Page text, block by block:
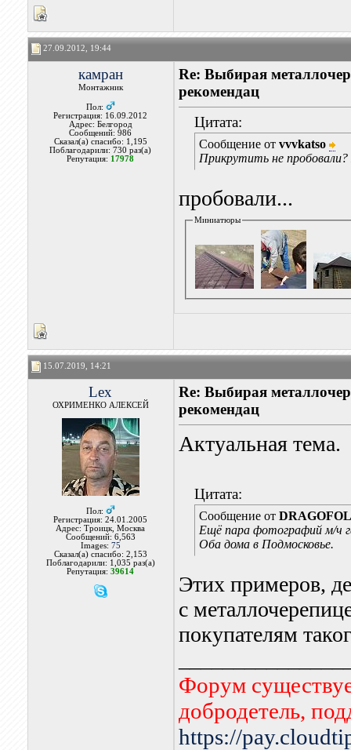
27.09.2012, 19:44
камран
Монтажник
Пол:
Регистрация: 16.09.2012
Адрес: Белгород
Сообщений: 986
Сказал(а) спасибо: 1,195
Поблагодарили: 730 раз(а)
Репутация: 17978
Re: Выбирая
рекомендац
Цитата:
Сообщение от vvvkatso
Прикрутить не
пробовали...
Миниатюры
15.07.2019, 14:21
Lex
ОХРИМЕНКО АЛЕКСЕЙ
Пол:
Регистрация: 24.01.2005
Адрес: Троицк, Москва
Сообщений: 6,563
Images: 75
Сказал(а) спасибо: 2,153
Поблагодарили: 1,035 раз(а)
Репутация:39614
Re: Выбирая
рекомендац
Актуальная тема.
Цитата:
Сообщение от DRAGOFOL
Ещё пара фотографий м/ч
Оба дома в Подмосковье.
Этих примеров,
с
покупателям
Форум
добродетель,
https://